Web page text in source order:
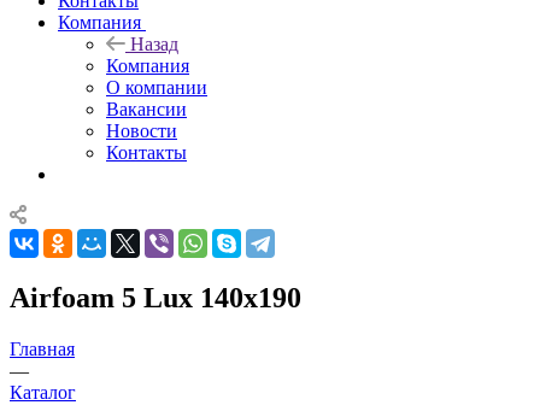
Компания
Назад
Компания
О компании
Вакансии
Новости
Контакты
Airfoam 5 Lux 140x190
Главная
—
Каталог